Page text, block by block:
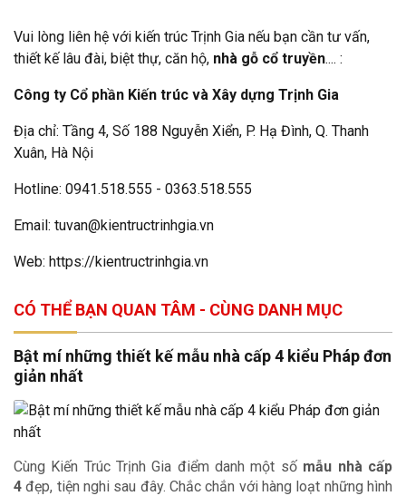
Vui lòng liên hệ với kiến trúc Trịnh Gia nếu bạn cần tư vấn,
thiết kế lâu đài, biệt thự, căn hộ, nhà gỗ cổ truyền.... :
Công ty Cổ phần Kiến trúc và Xây dựng Trịnh Gia
Địa chỉ: Tầng 4, Số 188 Nguyễn Xiển, P. Hạ Đình, Q. Thanh
Xuân, Hà Nội
Hotline: 0941.518.555 - 0363.518.555
Email: tuvan@kientructrinhgia.vn
Web: https://kientructrinhgia.vn
CÓ THỂ BẠN QUAN TÂM - CÙNG DANH MỤC
Bật mí những thiết kế mẫu nhà cấp 4 kiểu Pháp đơn
giản nhất
Cùng Kiến Trúc Trịnh Gia điểm danh một số mẫu nhà cấp
4 đẹp, tiện nghi sau đây. Chắc chắn với hàng loạt những hình